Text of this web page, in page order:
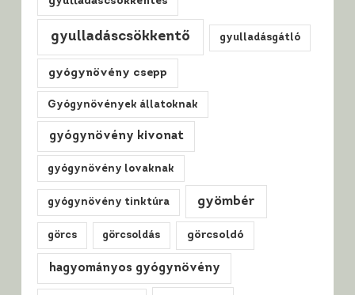
gyulladáscsökkentő gyulladásgátló
gyógynövény csepp
Gyógynövények állatoknak
gyógynövény kivonat
gyógynövény lovaknak
gyógynövény tinktúra gyömbér
görcs görcsoldás görcsoldó
hagyományos gyógynövény